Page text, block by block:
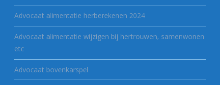
Advocaat alimentatie herberekenen 2024
Advocaat alimentatie wijzigen bij hertrouwen, samenwonen
etc
Advocaat bovenkarspel